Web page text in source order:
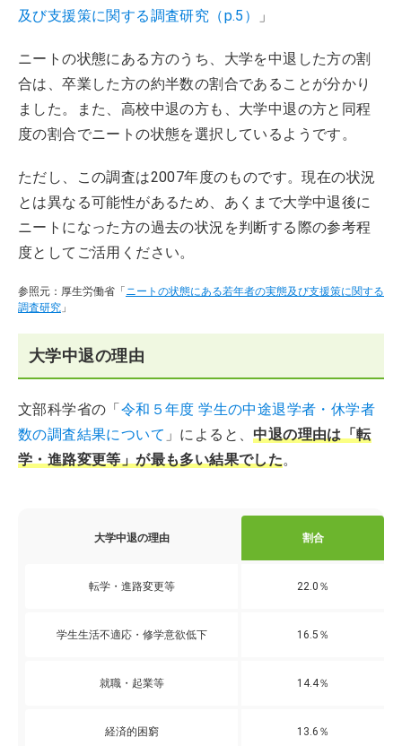
及び支援策に関する調査研究（p.5）
」
ニートの状態にある方のうち、大学を中退した方の割
合は、卒業した方の約半数の割合であることが分かり
ました。また、高校中退の方も、大学中退の方と同程
度の割合でニートの状態を選択しているようです。
ただし、この調査は2007年度のものです。現在の状況
とは異なる可能性があるため、あくまで大学中退後に
ニートになった方の過去の状況を判断する際の参考程
度としてご活用ください。
参照元：厚生労働省「 ニートの状態にある若年者の実態及び支援策に関する
調査研究 」
大学中退の理由
文部科学省の「令和５年度 学生の中途退学者・休学者
数の調査結果について 」によると、中退の理由は「転
学・進路変更等」が最も多い結果でした。
大学中退の理由 割合
転学・進路変更等 22.0％
学生生活不適応・修学意欲低下 16.5％
就職・起業等 14.4％
経済的困窮 13.6％